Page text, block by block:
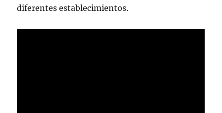
diferentes establecimientos.